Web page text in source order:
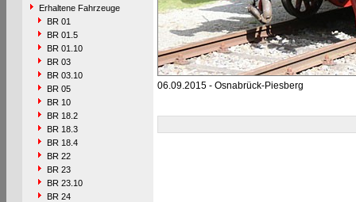
Erhaltene Fahrzeuge
BR 01
BR 01.5
BR 01.10
BR 03
BR 03.10
BR 05
BR 10
BR 18.2
BR 18.3
BR 18.4
BR 22
BR 23
BR 23.10
BR 24
06.09.2015 - Osnabrück-Piesberg